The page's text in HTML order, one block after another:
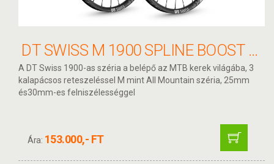
DT SWISS M 1900 SPLINE BOOST 29" KERÉKSZETT CL 15/110 - 12/148 25MM SRAM XD
A DT Swiss 1900-as széria a belépő az MTB kerek világába, 3
kalapácsos reteszeléssel M mint All Mountain széria, 25mm
és30mm-es felniszélességgel
Ára: 153.000,- FT